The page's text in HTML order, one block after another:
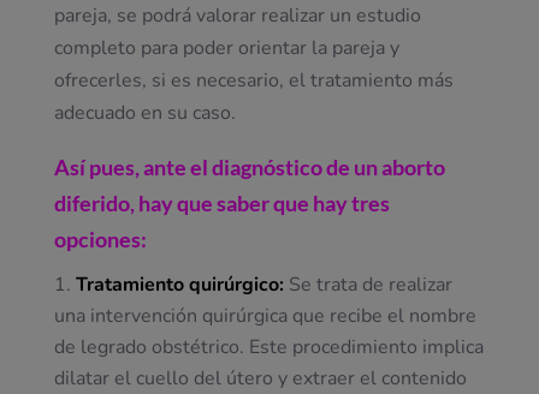
pareja, se podrá valorar realizar un estudio
completo para poder orientar la pareja y
ofrecerles, si es necesario, el tratamiento más
adecuado en su caso.
Así pues, ante el diagnóstico de un aborto
diferido, hay que saber que hay tres
opciones:
Tratamiento quirúrgico: Se trata de realizar
una intervención quirúrgica que recibe el nombre
de legrado obstétrico. Este procedimiento implica
dilatar el cuello del útero y extraer el contenido